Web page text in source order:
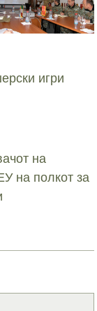
игри
на
на полкот за